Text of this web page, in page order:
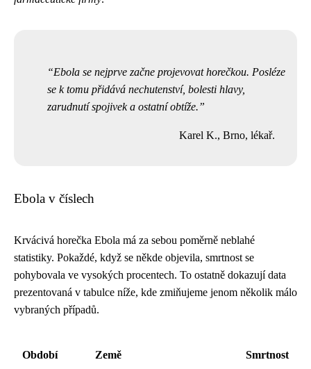
Ebola se nejprve začne projevovat horečkou. Posléze
se k tomu přidává nechutenství, bolesti hlavy,
zarudnutí spojivek a ostatní obtíže.
Karel K., Brno, lékař.
Ebola v číslech
Krvácivá horečka Ebola má za sebou poměrně neblahé
statistiky. Pokaždé, když se někde objevila, smrtnost se
pohybovala ve vysokých procentech. To ostatně dokazují data
prezentovaná v tabulce níže, kde zmiňujeme jenom několik málo
vybraných případů.
Období Země Smrtnost